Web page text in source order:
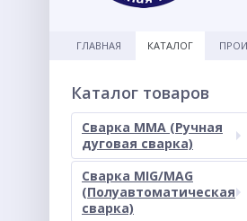
ГЛАВНАЯ КАТАЛОГ
Каталог товаров
Сварка MMA (Ручная
дуговая сварка)
Сварка MIG/MAG
(Полуавтоматическая
сварка)